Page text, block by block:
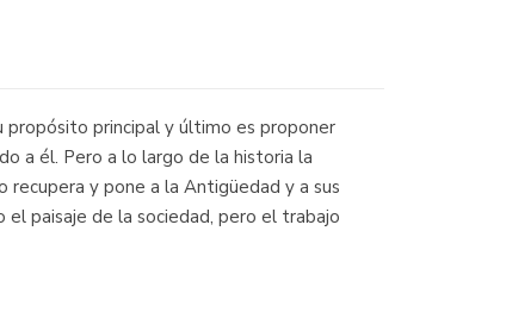
propósito principal y último es proponer
a él. Pero a lo largo de la historia la
y pone a la Antigüedad y a sus
el paisaje de la sociedad, pero el trabajo